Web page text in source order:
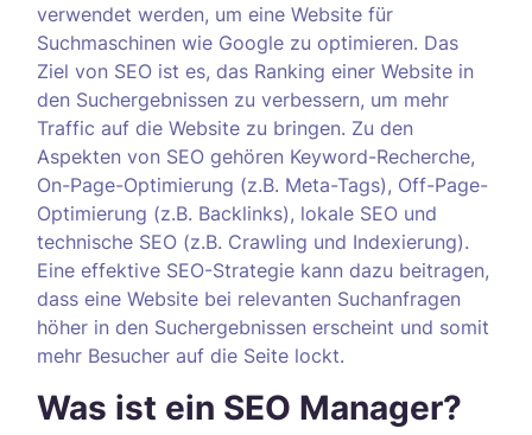
verwendet werden, um eine Website für
Suchmaschinen wie Google zu optimieren. Das
Ziel von SEO ist es, das Ranking einer Website in
den Suchergebnissen zu verbessern, um mehr
Traffic auf die Website zu bringen. Zu den
Aspekten von SEO gehören Keyword-Recherche,
On-Page-Optimierung (z.B. Meta-Tags), Off-Page-
Optimierung (z.B. Backlinks), lokale SEO und
technische SEO (z.B. Crawling und Indexierung).
Eine effektive SEO-Strategie kann dazu beitragen,
dass eine Website bei relevanten Suchanfragen
höher in den Suchergebnissen erscheint und somit
mehr Besucher auf die Seite lockt.
Was ist ein SEO Manager?